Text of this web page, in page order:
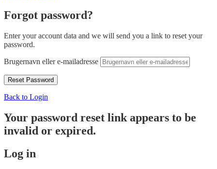
Forgot password?
Enter your account data and we will send you a link to reset your
password.
Brugernavn eller e-mailadresse
Back to Login
Your password reset link appears to be
invalid or expired.
Log in